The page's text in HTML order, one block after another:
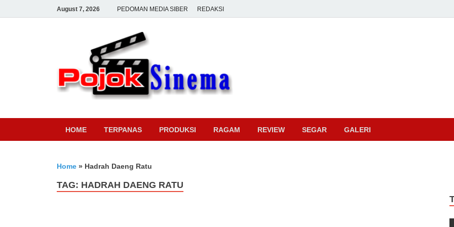
August 7, 2026 PEDOMAN MEDIA SIBER REDAKSI
HOME TERPANAS PRODUKSI RAGAM REVIEW SEGAR GALERI
Home » Hadrah Daeng Ratu
TAG: HADRAH DAENG RATU